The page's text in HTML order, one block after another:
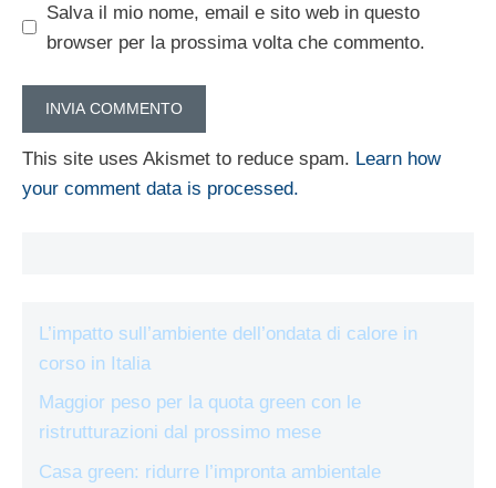
Salva il mio nome, email e sito web in questo
browser per la prossima volta che commento.
This site uses Akismet to reduce spam. Learn how
your comment data is processed.
L’impatto sull’ambiente dell’ondata di calore in
corso in Italia
Maggior peso per la quota green con le
ristrutturazioni dal prossimo mese
Casa green: ridurre l’impronta ambientale